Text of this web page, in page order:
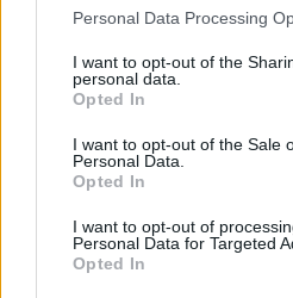
Personal Data Processing
I want to opt-out of the
personal data.
Opted In
I want to opt-out of the Sale
Personal Data.
Opted In
I want to opt-out of
Personal Data for Targeted
Opted In
duels te zien
Ajax groeit onder Míchel,
blijft cruciaal
Ajax-talent Mohamed
geschiedenis
Shane Kluivert krijgt kans
de basis bij FC Barcelona